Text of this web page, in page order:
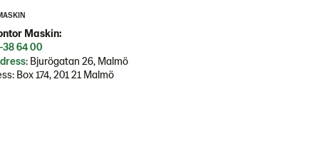
Maskin:
38 64 00
: Bjurögatan 26, Malmö
Box 174, 201 21 Malmö